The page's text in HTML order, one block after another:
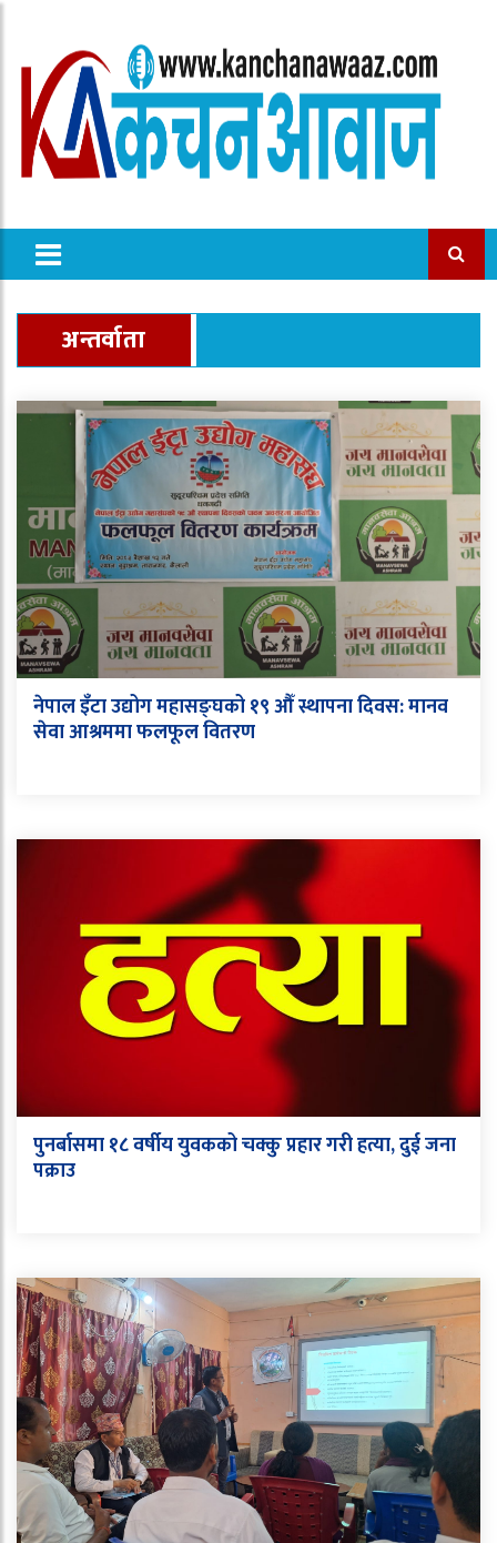
अन्तर्वाता
नेपाल इँटा उद्योग महासङ्घको १९ औँ स्थापना दिवस: मानव
सेवा आश्रममा फलफूल वितरण
पुनर्बासमा १८ वर्षीय युवकको चक्कु प्रहार गरी हत्या, दुई जना
पक्राउ